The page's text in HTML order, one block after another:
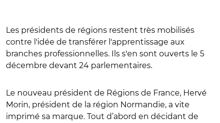
Les présidents de régions restent très mobilisés
contre l'idée de transférer l'apprentissage aux
branches professionnelles. Ils s'en sont ouverts le 5
décembre devant 24 parlementaires.
Le nouveau président de Régions de France, Hervé
Morin, président de la région Normandie, a vite
imprimé sa marque. Tout d’abord en décidant de